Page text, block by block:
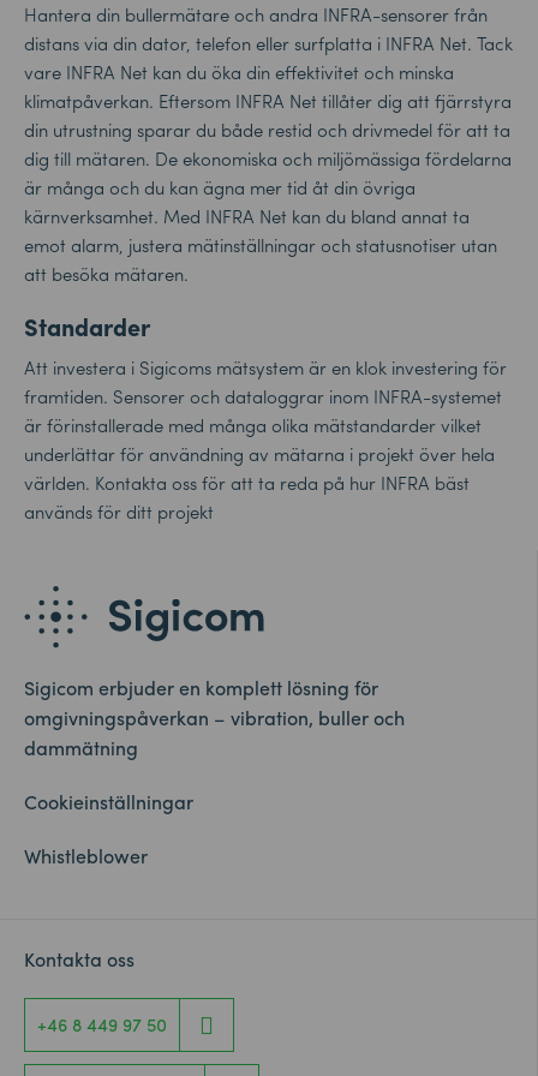
Hantera din bullermätare och andra INFRA-sensorer från
distans via din dator, telefon eller surfplatta i INFRA Net. Tack
vare INFRA Net kan du öka din effektivitet och minska
klimatpåverkan. Eftersom INFRA Net tillåter dig att fjärrstyra
din utrustning sparar du både restid och drivmedel för att ta
dig till mätaren. De ekonomiska och miljömässiga fördelarna
är många och du kan ägna mer tid åt din övriga
kärnverksamhet. Med INFRA Net kan du bland annat ta
emot alarm, justera mätinställningar och statusnotiser utan
att besöka mätaren.
Standarder
Att investera i Sigicoms mätsystem är en klok investering för
framtiden. Sensorer och dataloggrar inom INFRA-systemet
är förinstallerade med många olika mätstandarder vilket
underlättar för användning av mätarna i projekt över hela
världen. Kontakta oss för att ta reda på hur INFRA bäst
används för ditt projekt
Sigicom erbjuder en komplett lösning för
omgivningspåverkan – vibration, buller och
dammätning
Cookieinställningar
Whistleblower
Kontakta oss
+46 8 449 97 50